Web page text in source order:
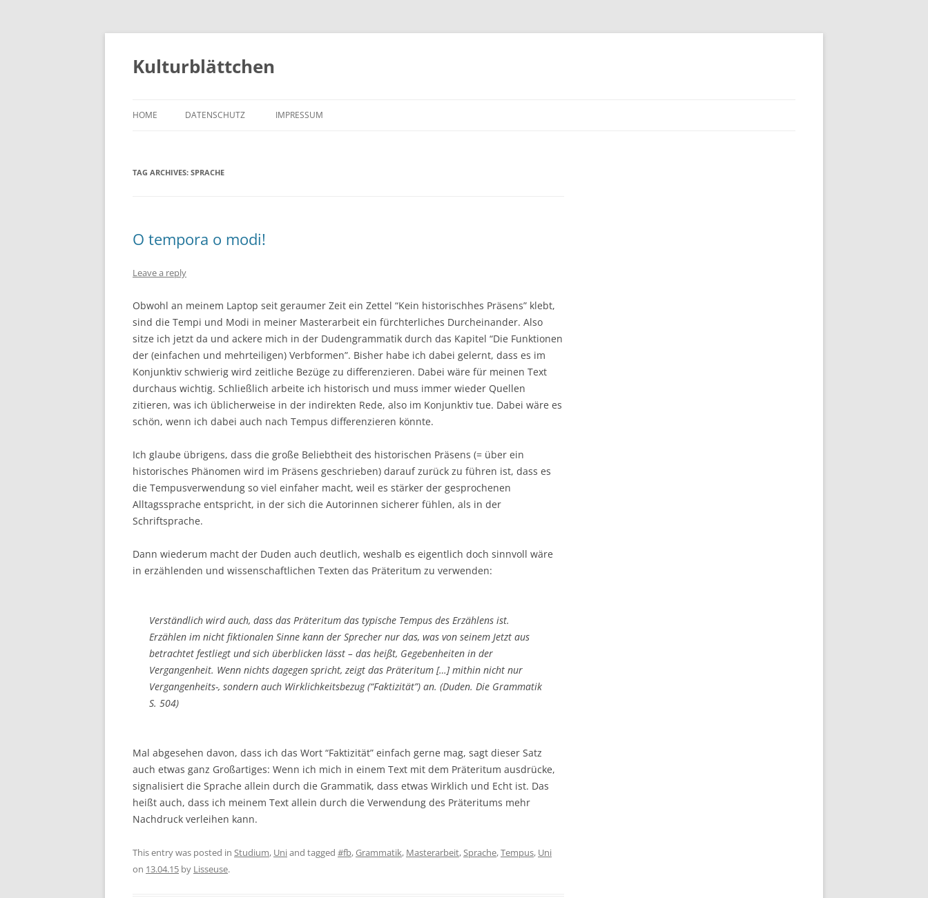
Kulturblättchen
HOME DATENSCHUTZ IMPRESSUM
TAG ARCHIVES: SPRACHE
O tempora o modi!
Leave a reply
Obwohl an meinem Laptop seit geraumer Zeit ein Zettel “Kein historischhes Präsens” klebt,
sind die Tempi und Modi in meiner Masterarbeit ein fürchterliches Durcheinander. Also
sitze ich jetzt da und ackere mich in der Dudengrammatik durch das Kapitel “Die Funktionen
der (einfachen und mehrteiligen) Verbformen”. Bisher habe ich dabei gelernt, dass es im
Konjunktiv schwierig wird zeitliche Bezüge zu differenzieren. Dabei wäre für meinen Text
durchaus wichtig. Schließlich arbeite ich historisch und muss immer wieder Quellen
zitieren, was ich üblicherweise in der indirekten Rede, also im Konjunktiv tue. Dabei wäre es
schön, wenn ich dabei auch nach Tempus differenzieren könnte.
Ich glaube übrigens, dass die große Beliebtheit des historischen Präsens (= über ein
historisches Phänomen wird im Präsens geschrieben) darauf zurück zu führen ist, dass es
die Tempusverwendung so viel einfaher macht, weil es stärker der gesprochenen
Alltagssprache entspricht, in der sich die Autorinnen sicherer fühlen, als in der
Schriftsprache.
Dann wiederum macht der Duden auch deutlich, weshalb es eigentlich doch sinnvoll wäre
in erzählenden und wissenschaftlichen Texten das Präteritum zu verwenden:
Verständlich wird auch, dass das Präteritum das typische Tempus des Erzählens ist.
Erzählen im nicht fiktionalen Sinne kann der Sprecher nur das, was von seinem Jetzt aus
betrachtet festliegt und sich überblicken lässt – das heißt, Gegebenheiten in der
Vergangenheit. Wenn nichts dagegen spricht, zeigt das Präteritum […] mithin nicht nur
Vergangenheits-, sondern auch Wirklichkeitsbezug (“Faktizität”) an. (Duden. Die Grammatik
S. 504)
Mal abgesehen davon, dass ich das Wort “Faktizität” einfach gerne mag, sagt dieser Satz
auch etwas ganz Großartiges: Wenn ich mich in einem Text mit dem Präteritum ausdrücke,
signalisiert die Sprache allein durch die Grammatik, dass etwas Wirklich und Echt ist. Das
heißt auch, dass ich meinem Text allein durch die Verwendung des Präteritums mehr
Nachdruck verleihen kann.
This entry was posted in Studium, Uniand tagged #fb,Grammatik, Masterarbeit,Sprache,Tempus, Uni
on 13.04.15 by Lisseuse.